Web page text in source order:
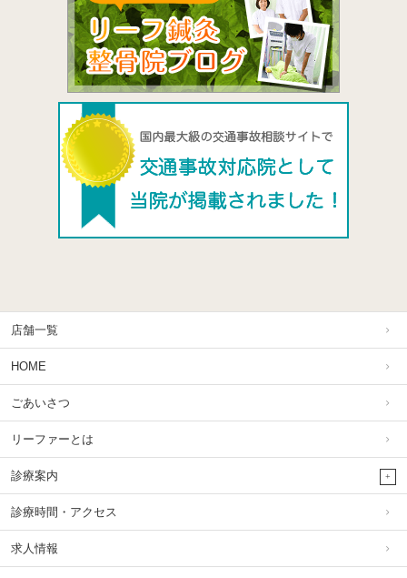
店舗一覧
HOME
ごあいさつ
リーファーとは
診療案内
診療時間・アクセス
求人情報